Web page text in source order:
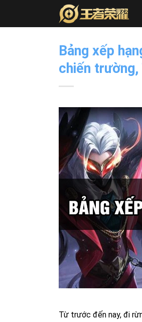
Bảng xếp
chiến trường,
Từ trước đến nay, đi